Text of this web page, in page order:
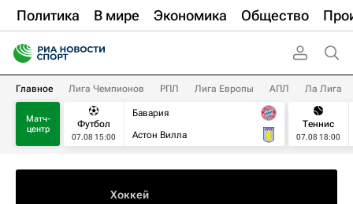
Политика В мире Экономика Общество
Главное Лига Чемпионов РПЛ Лига Европы АПЛ Ла Лига
Матч-
центр
Футбол
07.08 15:00
Бавария
Астон Вилла
Теннис
07.08 18:00
Хоккей